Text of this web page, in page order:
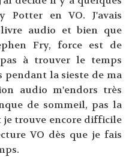
Potter en VO. J'avais
audio et bien que
Fry, force est de
à trouver le temps
pendant la sieste de ma
audio m'endors très
de sommeil, pas la
trouve encore difficile
VO dès que je fais